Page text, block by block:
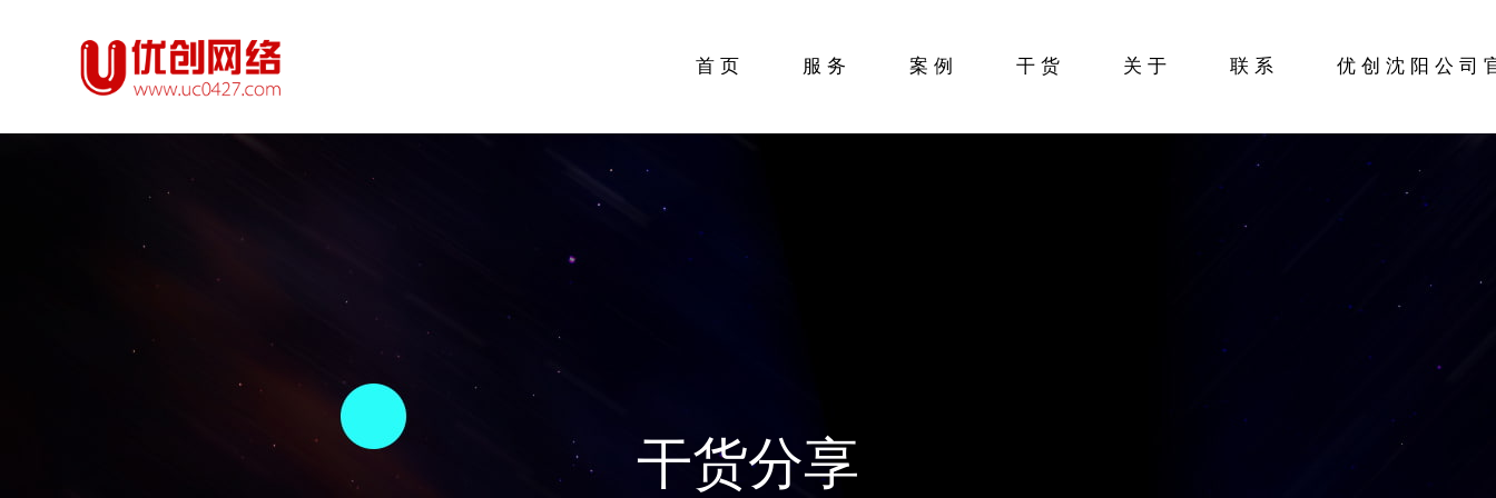
首页 服务 案例 干货 关于 联系 优创沈阳公司
干货分享